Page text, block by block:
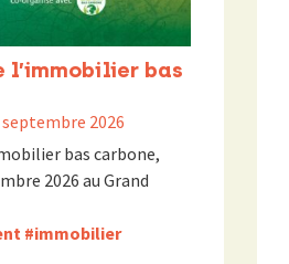
l’immobilier bas
2026
bas carbone,
2026 au Grand
#immobilier